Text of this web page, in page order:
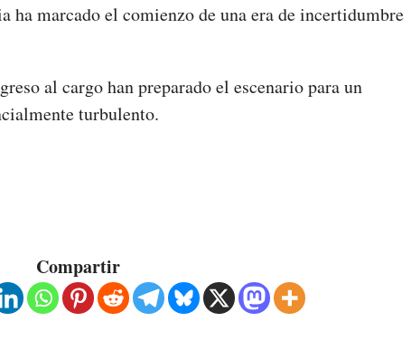
ha marcado el comienzo de una era de incertidumbre
al cargo han preparado el escenario para un
turbulento.
Compartir